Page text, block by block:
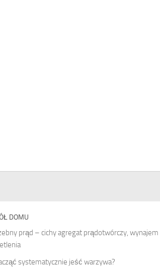
DOMU
prąd – cichy agregat prądotwórczy, wynajem
systematycznie jeść warzywa?